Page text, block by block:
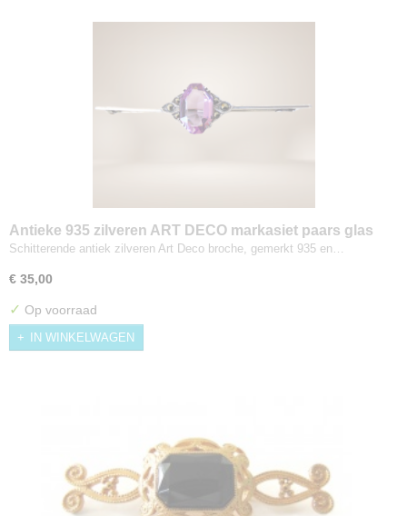
Antieke 935 zilveren ART DECO markasiet paars glas
broche
Schitterende antiek zilveren Art Deco broche, gemerkt 935 en…
€ 35,00
✓ Op voorraad
IN WINKELWAGEN